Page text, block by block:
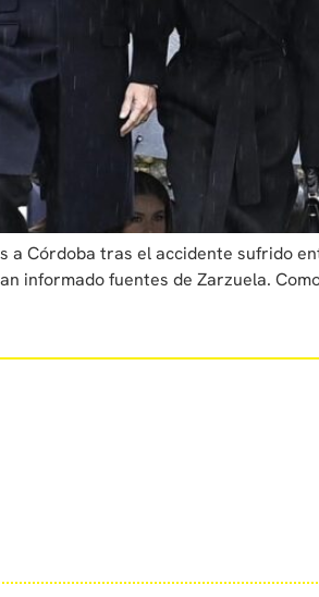
a Córdoba tras el accidente sufrido
informado fuentes de Zarzuela.